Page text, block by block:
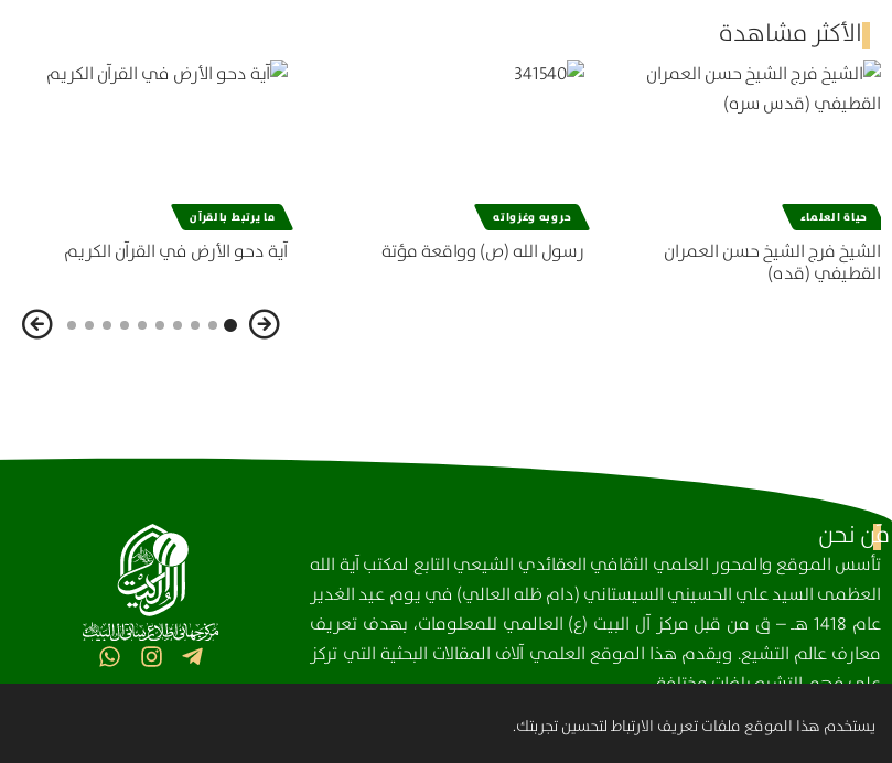
الأكثر مشاهدة
حياة العلماء
الشيخ فرج الشيخ حسن العمران
القطيفي (قده)
حروبه وغزواته
رسول الله (ص) وواقعة مؤتة
ما يرتبط بالقرآن
آية دحو الأرض في القرآن الكريم
مَن نحن
تأسس الموقع والمحور العلمي الثقافي العقائدي الشيعي التابع لمكتب آية الله
العظمى السيد علي الحسيني السيستاني (دام ظله العالي) في يوم عيد الغدير
عام 1418 هـ – ق من قبل مركز آل البيت (ع) العالمي للمعلومات، بهدف تعريف
معارف عالم التشيع. ويقدم هذا الموقع العلمي آلاف المقالات البحثية التي تركز
على فهم التشيع بلغات مختلفة.
يستخدم هذا الموقع ملفات تعريف الارتباط لتحسين تجربتك.